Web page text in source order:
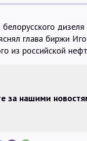
глава биржи
из российской
за нашими